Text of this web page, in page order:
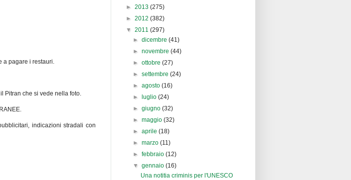
a pagare i restauri.
Pitran che si vede nella foto.
indicazioni stradali con
► 2013 (275)
► 2012 (382)
▼ 2011 (297)
►dicembre(41)
►novembre(44)
►ottobre(27)
►settembre(24)
►agosto(16)
►
luglio(24)
►giugno(32)
►maggio(32)
►aprile(18)
►marzo(11)
►febbraio(12)
▼gennaio(16)
Una notitia criminis per l'UNESCO